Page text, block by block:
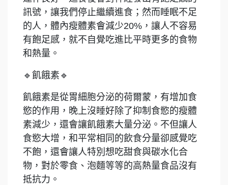
訊號，讓我們停止繼續進食；然而睡眠不足
的人，體內瘦體素會減少20%，讓人不容易
有飽足感，就不自覺吃進比平時更多的食物
和熱量。
🔹 飢餓素 🔹
飢餓素是從胃細胞分泌的荷爾蒙，有增加食
慾的作用，晚上沒睡好除了抑制食慾的瘦體
素減少，還會讓飢餓素大量分泌。不但讓人
食慾大增，和平常相同的飲食分量卻感覺吃
不飽，還會讓人特別想吃甜食與碳水化合
物，對於零食、泡麵等等的高熱量食品沒有
抵抗力。